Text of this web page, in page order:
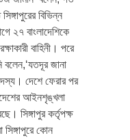
বিভিন্ন
২৭ বাংলাদেশিকে
বাহিনী। পরে
বলেন,‘যতদূর জানা
দেশে ফেরার পর
আইনশৃঙ্খলা
সিঙ্গাপুর কর্তৃপক্ষ
সিঙ্গাপুরে কোন